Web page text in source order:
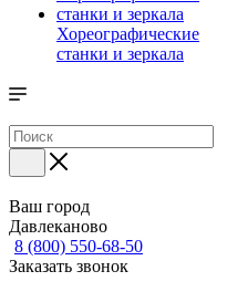
Хореографические
станки и зеркала
Ваш город
Давлеканово
8 (800) 550-68-50
Заказать звонок